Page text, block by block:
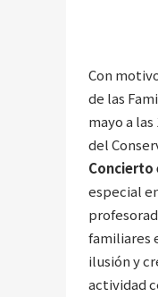
Con
de las
mayo a
del
Concierto
especial
familiares
ilusión y
actividad